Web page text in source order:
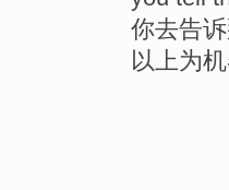
你去告
以上为